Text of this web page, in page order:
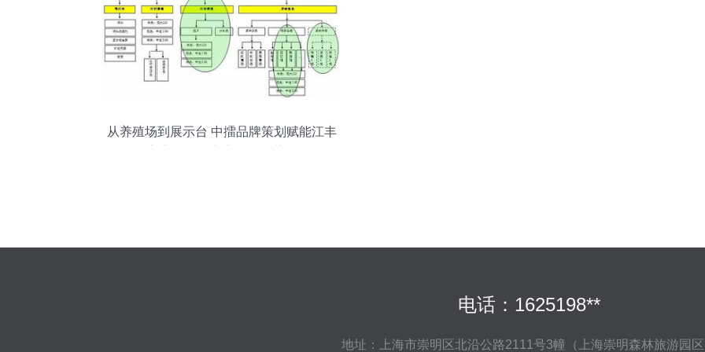
从养殖场到展示台 中擂品牌策划赋能江丰
电话：1625198**
地址：上海市崇明区北沿公路2111号3幢（上海崇明森林旅游园